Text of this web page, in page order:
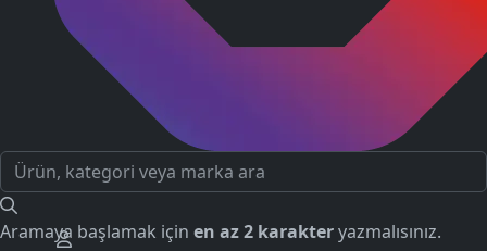
Aramaya başlamak için en az 2 karakteryazmalısınız.